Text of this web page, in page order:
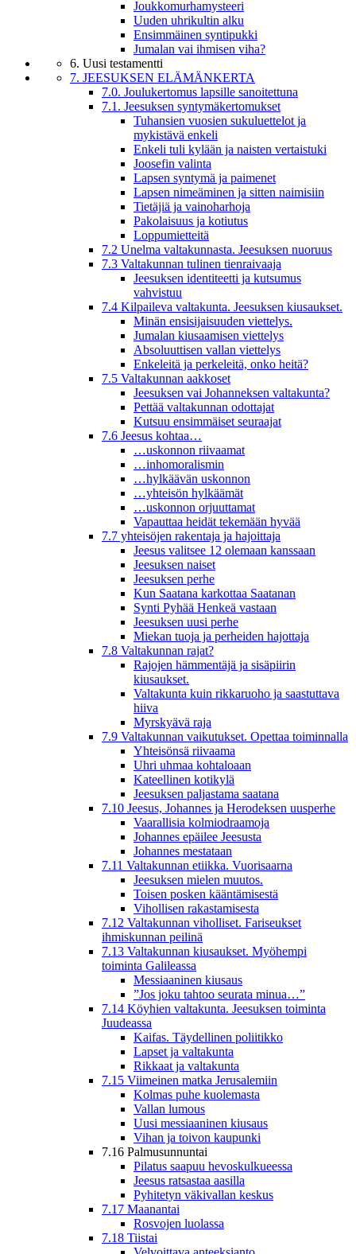
Joukkomurhamysteeri
Uuden uhrikultin alku
Ensimmäinen syntipukki
Jumalan vai ihmisen viha?
6. Uusi testamentti
7. JEESUKSEN ELÄMÄNKERTA
7.0. Joulukertomus lapsille sanoitettuna
7.1. Jeesuksen syntymäkertomukset
Tuhansien vuosien sukuluettelot ja
mykistävä enkeli
Enkeli tuli kylään ja naisten vertaistuki
Joosefin valinta
Lapsen syntymä ja paimenet
Lapsen nimeäminen ja sitten naimisiin
Tietäjiä ja vainoharhoja
Pakolaisuus ja kotiutus
Loppumietteitä
7.2 Unelma valtakunnasta. Jeesuksen nuoruus
7.3 Valtakunnan tulinen tienraivaaja
Jeesuksen identiteetti ja kutsumus
vahvistuu
7.4 Kilpaileva valtakunta. Jeesuksen kiusaukset.
Minän ensisijaisuuden viettelys.
Jumalan kiusaamisen viettelys
Absoluuttisen vallan viettelys
Enkeleitä ja perkeleitä, onko heitä?
7.5 Valtakunnan aakkoset
Jeesuksen vai Johanneksen valtakunta?
Pettää valtakunnan odottajat
Kutsuu ensimmäiset seuraajat
7.6 Jeesus kohtaa…
…uskonnon riivaamat
…inhomoralismin
…hylkäävän uskonnon
…yhteisön hylkäämät
…uskonnon orjuuttamat
Vapauttaa heidät tekemään hyvää
7.7 yhteisöjen rakentaja ja hajoittaja
Jeesus valitsee 12 olemaan kanssaan
Jeesuksen naiset
Jeesuksen perhe
Kun Saatana karkottaa Saatanan
Synti Pyhää Henkeä vastaan
Jeesuksen uusi perhe
Miekan tuoja ja perheiden hajottaja
7.8 Valtakunnan rajat?
Rajojen hämmentäjä ja sisäpiirin
kiusaukset.
Valtakunta kuin rikkaruoho ja saastuttava
hiiva
Myrskyävä raja
7.9 Valtakunnan vaikutukset. Opettaa toiminnalla
Yhteisönsä riivaama
Uhri uhmaa kohtaloaan
Kateellinen kotikylä
Jeesuksen paljastama saatana
7.10 Jeesus, Johannes ja Herodeksen uusperhe
Vaarallisia kolmiodraamoja
Johannes epäilee Jeesusta
Johannes mestataan
7.11 Valtakunnan etiikka. Vuorisaarna
Jeesuksen mielen muutos.
Toisen posken kääntämisestä
Vihollisen rakastamisesta
7.12 Valtakunnan viholliset. Fariseukset
ihmiskunnan peilinä
7.13 Valtakunnan kiusaukset. Myöhempi
toiminta Galileassa
Messiaaninen kiusaus
”Jos joku tahtoo seurata minua…”
7.14 Köyhien valtakunta. Jeesuksen toiminta
Juudeassa
Kaifas. Täydellinen poliitikko
Lapset ja valtakunta
Rikkaat ja valtakunta
7.15 Viimeinen matka Jerusalemiin
Kolmas puhe kuolemasta
Vallan lumous
Uusi messiaaninen kiusaus
Vihan ja toivon kaupunki
7.16 Palmusunnuntai
Pilatus saapuu hevoskulkueessa
Jeesus ratsastaa aasilla
Pyhitetyn väkivallan keskus
7.17 Maanantai
Rosvojen luolassa
7.18 Tiistai